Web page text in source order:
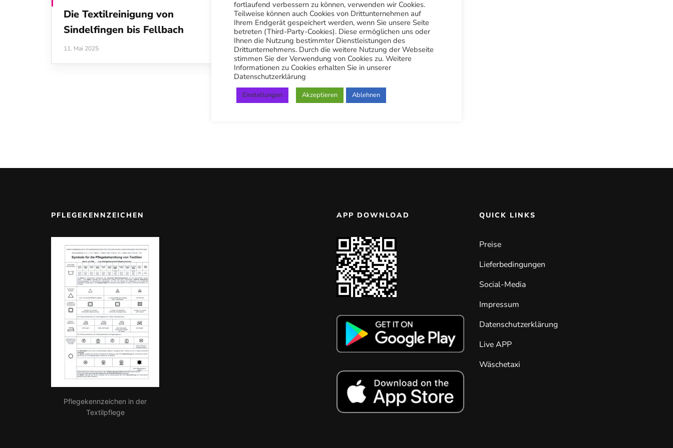
Die Textilreinigung von
Sindelfingen bis Fellbach
11. Mai 2025
PFLEGEKENNZEICHEN
Pflegekennzeichen in der
Textilpflege
APP DOWNLOAD QUICK LINKS
Preise
Lieferbedingungen
Social-Media
Impressum
Datenschutzerklärung
Live APP
Wäschetaxi
fortlaufend verbessern zu können, verwenden wir Cookies.
Teilweise können auch Cookies von Drittunternehmen auf
Ihrem Endgerät gespeichert werden, wenn Sie unsere Seite
betreten (Third-Party-Cookies). Diese ermöglichen uns oder
Ihnen die Nutzung bestimmter Dienstleistungen des
Drittunternehmens. Durch die weitere Nutzung der Webseite
stimmen Sie der Verwendung von Cookies zu. Weitere
Informationen zu Cookies erhalten Sie in unserer
Datenschutzerklärung
Einstellungen Akzeptieren Ablehnen